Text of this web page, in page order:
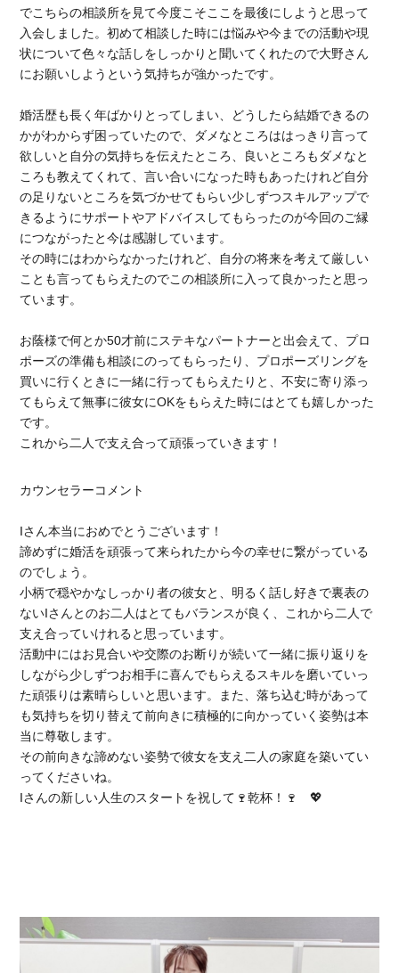
でこちらの相談所を見て今度こそここを最後にしようと思って
入会しました。初めて相談した時には悩みや今までの活動や現
状について色々な話しをしっかりと聞いてくれたので大野さん
にお願いしようという気持ちが強かったです。
婚活歴も長く年ばかりとってしまい、どうしたら結婚できるの
かがわからず困っていたので、ダメなところははっきり言って
欲しいと自分の気持ちを伝えたところ、良いところもダメなと
ころも教えてくれて、言い合いになった時もあったけれど自分
の足りないところを気づかせてもらい少しずつスキルアップで
きるようにサポートやアドバイスしてもらったのが今回のご縁
につながったと今は感謝しています。
その時にはわからなかったけれど、自分の将来を考えて厳しい
ことも言ってもらえたのでこの相談所に入って良かったと思っ
ています。
お蔭様で何とか50才前にステキなパートナーと出会えて、プロ
ポーズの準備も相談にのってもらったり、プロポーズリングを
買いに行くときに一緒に行ってもらえたりと、不安に寄り添っ
てもらえて無事に彼女にOKをもらえた時にはとても嬉しかった
です。
これから二人で支え合って頑張っていきます！
カウンセラーコメント
Iさん本当におめでとうございます！
諦めずに婚活を頑張って来られたから今の幸せに繋がっている
のでしょう。
小柄で穏やかなしっかり者の彼女と、明るく話し好きで裏表の
ないIさんとのお二人はとてもバランスが良く、これから二人で
支え合っていけれると思っています。
活動中にはお見合いや交際のお断りが続いて一緒に振り返りを
しながら少しずつお相手に喜んでもらえるスキルを磨いていっ
た頑張りは素晴らしいと思います。また、落ち込む時があって
も気持ちを切り替えて前向きに積極的に向かっていく姿勢は本
当に尊敬します。
その前向きな諦めない姿勢で彼女を支え二人の家庭を築いてい
ってくださいね。
Iさんの新しい人生のスタートを祝して🍷乾杯！🍷 💖